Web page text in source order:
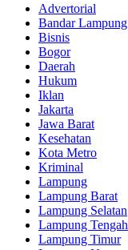
Advertorial
Bandar Lampung
Bisnis
Bogor
Daerah
Hukum
Iklan
Jakarta
Jawa Barat
Kesehatan
Kota Metro
Kriminal
Lampung
Lampung Barat
Lampung Selatan
Lampung Tengah
Lampung Timur